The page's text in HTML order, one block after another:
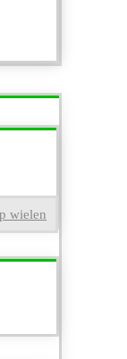
wielen